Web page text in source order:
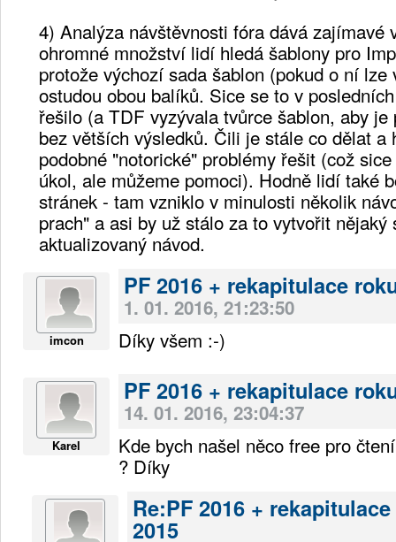
4) Analýza návštěvnosti fóra dává zajímavé
ohromné množství lidí hledá šablony pro
protože výchozí sada šablon (pokud o ní lze
ostudou obou balíků. Sice se to v
řešilo (a TDF vyzývala tvůrce šablon, aby
bez větších výsledků. Čili je stále co dělat a
podobné "notorické" problémy řešit (což
úkol, ale můžeme pomoci). Hodně lidí také
stránek - tam vzniklo v minulosti několik
prach" a asi by už stálo za to vytvořit nějaký
aktualizovaný návod.
imcon
PF 2016 + rekapitulace
1. 01. 2016, 21:23:50
Díky všem :-)
Karel
PF 2016 + rekapitulace
14. 01. 2016, 23:04:37
Kde bych našel něco free pro
? Díky
Re:PF 2016 +
2015